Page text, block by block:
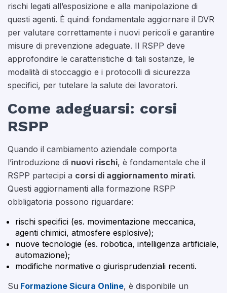
rischi legati all’esposizione e alla manipolazione di
questi agenti. È quindi fondamentale aggiornare il DVR
per valutare correttamente i nuovi pericoli e garantire
misure di prevenzione adeguate. Il RSPP deve
approfondire le caratteristiche di tali sostanze, le
modalità di stoccaggio e i protocolli di sicurezza
specifici, per tutelare la salute dei lavoratori.
Come adeguarsi: corsi
RSPP
Quando il cambiamento aziendale comporta
l’introduzione di nuovi rischi, è fondamentale che il
RSPP partecipi a corsi di aggiornamento mirati.
Questi aggiornamenti alla formazione RSPP
obbligatoria possono riguardare:
rischi specifici (es. movimentazione meccanica,
agenti chimici, atmosfere esplosive);
nuove tecnologie (es. robotica, intelligenza artificiale,
automazione);
modifiche normative o giurisprudenziali recenti.
Su Formazione Sicura Online, è disponibile un